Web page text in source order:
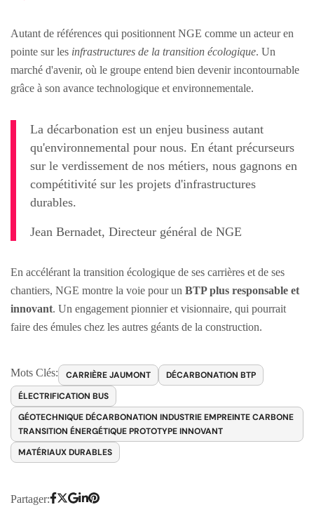
Autant de références qui positionnent NGE comme un acteur en
pointe sur les infrastructures de la transition écologique. Un
marché d'avenir, où le groupe entend bien devenir incontournable
grâce à son avance technologique et environnementale.
La décarbonation est un enjeu business autant
qu'environnemental pour nous. En étant précurseurs
sur le verdissement de nos métiers, nous gagnons en
compétitivité sur les projets d'infrastructures
durables.
Jean Bernadet, Directeur général de NGE
En accélérant la transition écologique de ses carrières et de ses
chantiers, NGE montre la voie pour un BTP plus responsable et
innovant. Un engagement pionnier et visionnaire, qui pourrait
faire des émules chez les autres géants de la construction.
Mots Clés: CARRIÈRE JAUMONT
DÉCARBONATION BTP
ÉLECTRIFICATION BUS
GÉOTECHNIQUE DÉCARBONATION INDUSTRIE EMPREINTE CARBONE
TRANSITION ÉNERGÉTIQUE PROTOTYPE INNOVANT
MATÉRIAUX DURABLES
Partager: